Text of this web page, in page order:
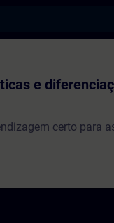
e
certo para